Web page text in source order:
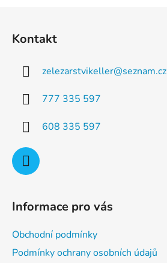
v
Kontakt
zelezarstvikeller@seznam.cz
777 335 597
608 335 597
Informace pro vás
Obchodní podmínky
Podmínky ochrany osobních údajů